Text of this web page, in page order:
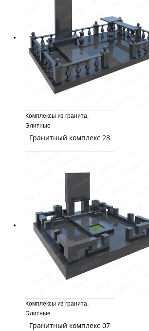
Комплексы из гранита,
Элитные
Гранитный комплекс 28
Комплексы из гранита,
Элитные
Гранитный комплекс 07